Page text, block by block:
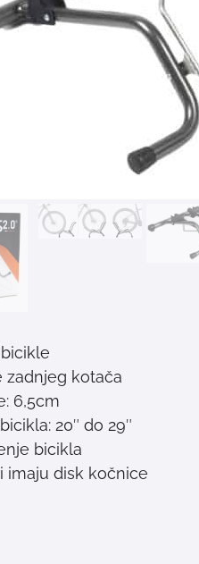
zadnjeg kotača
6,5cm
20″ do 29″
bicikla
imaju disk kočnice